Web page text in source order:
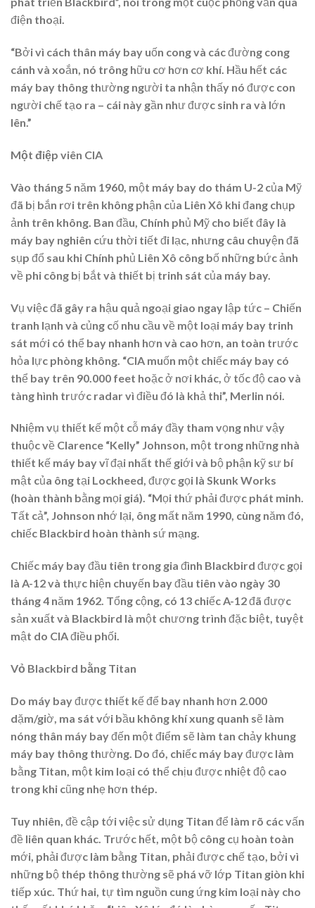
điện thoại.
“Bởi vì cách thân máy bay uốn cong và các đường cong
cánh và xoắn, nó trông hữu cơ hơn cơ khí. Hầu hết các
máy bay thông thường người ta nhận thấy nó được con
người chế tạo ra – cái này gần như được sinh ra và lớn
lên.”
Một điệp viên CIA
Vào tháng 5 năm 1960, một máy bay do thám U-2 của Mỹ
đã bị bắn rơi trên không phận của Liên Xô khi đang chụp
ảnh trên không. Ban đầu, Chính phủ Mỹ cho biết đây là
máy bay nghiên cứu thời tiết đi lạc, nhưng câu chuyện đã
sụp đổ sau khi Chính phủ Liên Xô công bố những bức ảnh
về phi công bị bắt và thiết bị trinh sát của máy bay.
Vụ việc đã gây ra hậu quả ngoại giao ngay lập tức – Chiến
tranh lạnh và củng cố nhu cầu về một loại máy bay trinh
sát mới có thể bay nhanh hơn và cao hơn, an toàn trước
hỏa lực phòng không. “CIA muốn một chiếc máy bay có
thể bay trên 90.000 feet hoặc ở nơi khác, ở tốc độ cao và
tàng hình trước radar vì điều đó là khả thi”, Merlin nói.
Nhiệm vụ thiết kế một cỗ máy đầy tham vọng như vậy
thuộc về Clarence “Kelly” Johnson, một trong những nhà
thiết kế máy bay vĩ đại nhất thế giới và bộ phận kỹ sư bí
mật của ông tại Lockheed, được gọi là Skunk Works
(hoàn thành bằng mọi giá). “Mọi thứ phải được phát minh.
Tất cả”, Johnson nhớ lại, ông mất năm 1990, cùng năm đó,
chiếc Blackbird hoàn thành sứ mạng.
Chiếc máy bay đầu tiên trong gia đình Blackbird được gọi
là A-12 và thực hiện chuyến bay đầu tiên vào ngày 30
tháng 4 năm 1962. Tổng cộng, có 13 chiếc A-12 đã được
sản xuất và Blackbird là một chương trình đặc biệt, tuyệt
mật do CIA điều phối.
Vỏ Blackbird bằng Titan
Do máy bay được thiết kế để bay nhanh hơn 2.000
dặm/giờ, ma sát với bầu không khí xung quanh sẽ làm
nóng thân máy bay đến một điểm sẽ làm tan chảy khung
máy bay thông thường. Do đó, chiếc máy bay được làm
bằng Titan, một kim loại có thể chịu được nhiệt độ cao
trong khi cũng nhẹ hơn thép.
Tuy nhiên, đề cập tới việc sử dụng Titan để làm rõ các vấn
đề liên quan khác. Trước hết, một bộ công cụ hoàn toàn
mới, phải được làm bằng Titan, phải được chế tạo, bởi vì
những bộ thép thông thường sẽ phá vỡ lớp Titan giòn khi
tiếp xúc. Thứ hai, tự tìm nguồn cung ứng kim loại này cho